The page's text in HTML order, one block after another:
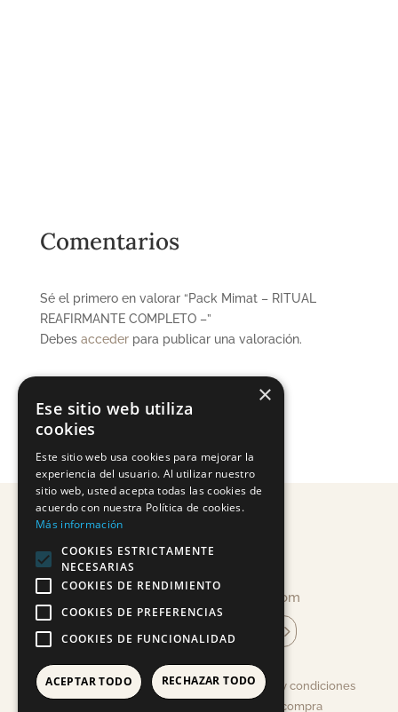
Comentarios
Sé el primero en valorar “Pack Mimat – RITUAL
REAFIRMANTE COMPLETO –”
Debes accederpara publicar una valoración.
info@mandragoracosmetica.com
suscríbete a la newsletter
Aviso legal, Política de Privacidad, Términos y condiciones
Condiciones de compra
×
Ese sitio web utiliza
cookies
Este sitio web usa cookies para mejorar la
experiencia del usuario. Al utilizar nuestro
sitio web, usted acepta todas las cookies de
acuerdo con nuestra Política de cookies.
Más información
COOKIES ESTRICTAMENTE
NECESARIAS
COOKIES DE RENDIMIENTO
COOKIES DE PREFERENCIAS
COOKIES DE FUNCIONALIDAD
ACEPTAR TODO RECHAZAR TODO